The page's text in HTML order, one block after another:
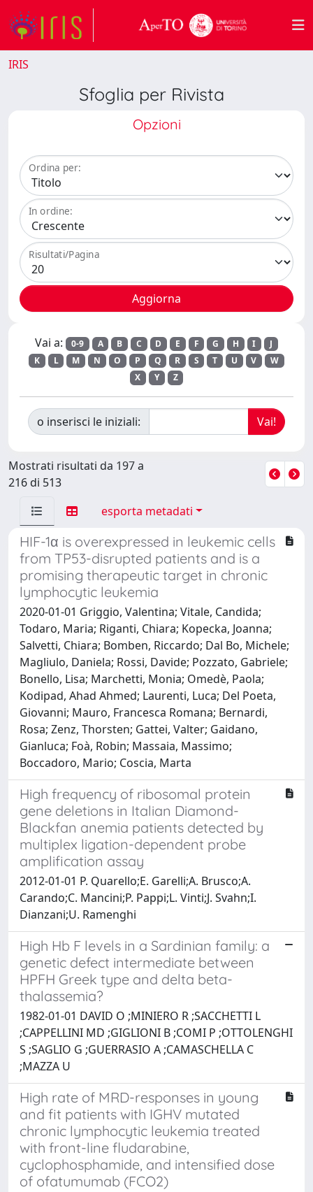
IRIS
Sfoglia per Rivista
Opzioni
Ordina per:
In ordine:
Risultati/Pagina
Vai a: 0-9 A B C D E F G H I
J
K
L M N O P Q R S T U V
W
X
Y Z
o inserisci le iniziali:
Mostrati risultati da 197 a
216 di 513
esporta metadati
HIF-1α is overexpressed in leukemic cells
from TP53-disrupted patients and is a
promising therapeutic target in chronic
lymphocytic leukemia
2020-01-01 Griggio, Valentina; Vitale, Candida;
Todaro, Maria; Riganti, Chiara; Kopecka, Joanna;
Salvetti, Chiara; Bomben, Riccardo; Dal Bo, Michele;
Magliulo, Daniela; Rossi, Davide; Pozzato, Gabriele;
Bonello, Lisa; Marchetti, Monia; Omedè, Paola;
Kodipad, Ahad Ahmed; Laurenti, Luca; Del Poeta,
Giovanni; Mauro, Francesca Romana; Bernardi,
Rosa; Zenz, Thorsten; Gattei, Valter; Gaidano,
Gianluca; Foà, Robin; Massaia, Massimo;
Boccadoro, Mario; Coscia, Marta
High frequency of ribosomal protein
gene deletions in Italian Diamond-
Blackfan anemia patients detected by
multiplex ligation-dependent probe
amplification assay
2012-01-01 P. Quarello;E. Garelli;A. Brusco;A.
Carando;C. Mancini;P. Pappi;L. Vinti;J. Svahn;I.
Dianzani;U. Ramenghi
High Hb F levels in a Sardinian family: a
genetic defect intermediate between
HPFH Greek type and delta beta-
thalassemia?
1982-01-01 DAVID O ;MINIERO R ;SACCHETTI L
;CAPPELLINI MD ;GIGLIONI B ;COMI P ;OTTOLENGHI
S ;SAGLIO G ;GUERRASIO A ;CAMASCHELLA C
;MAZZA U
High rate of MRD-responses in young
and fit patients with IGHV mutated
chronic lymphocytic leukemia treated
with front-line fludarabine,
cyclophosphamide, and intensified dose
of ofatumumab (FCO2)